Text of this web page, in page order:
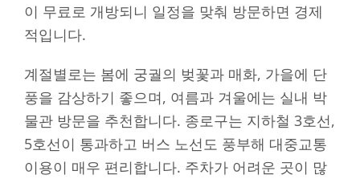
이 무료로 개방되니 일정을 맞춰 방문하면 경제
적입니다.
계절별로는 봄에 궁궐의 벚꽃과 매화, 가을에 단
풍을 감상하기 좋으며, 여름과 겨울에는 실내 박
물관 방문을 추천합니다. 종로구는 지하철 3호선,
5호선이 통과하고 버스 노선도 풍부해 대중교통
이용이 매우 편리합니다. 주차가 어려운 곳이 많